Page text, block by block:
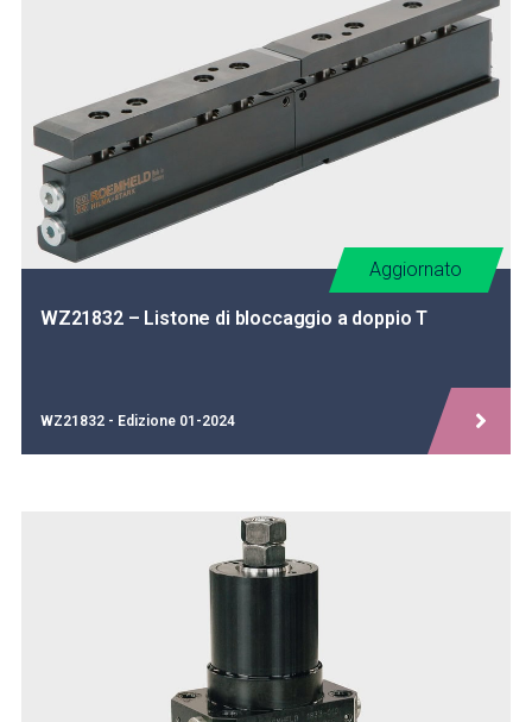
WZ21832 – Listone di bloccaggio a doppio T
Aggiornato
WZ21832 - Edizione 01-2024